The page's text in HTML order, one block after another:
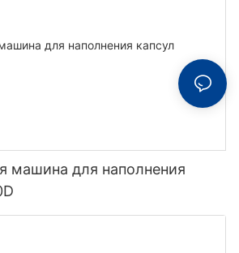
машина для наполнения